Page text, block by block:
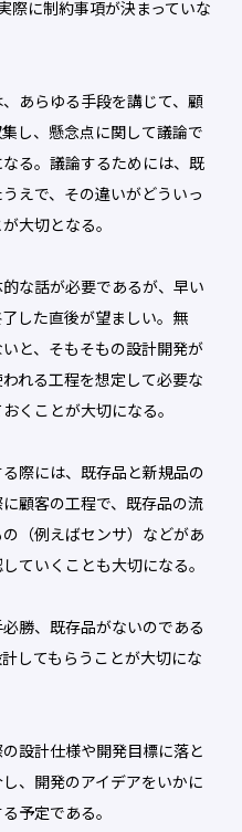
に制約事項が決まっていな
あらゆる手段を講じて、顧
し、懸念点に関して議論で
る。議論するためには、既
えで、その違いがどういっ
大切となる。
な話が必要であるが、早い
した直後が望ましい。無
と、そもそもの設計開発が
れる工程を想定して必要な
くことが大切になる。
際には、既存品と新規品の
顧客の工程で、既存品の流
（例えばセンサ）などがあ
ていくことも大切になる。
勝、既存品がないのである
してもらうことが大切にな
設計仕様や開発目標に落と
、開発のアイデアをいかに
予定である。